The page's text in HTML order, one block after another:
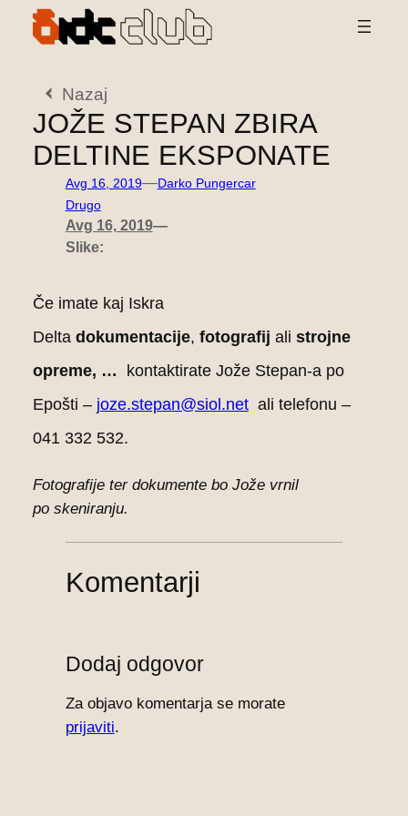
Preskoči
Nazaj
JOŽE STEPAN ZBIRA
DELTINE EKSPONATE
Avg 16, 2019—Darko Pungercar
Drugo
Avg 16, 2019—
Slike:
Če imate kaj Iskra
Delta dokumentacije, fotografij ali strojne
opreme, …
kontaktirate Jože Stepan-a po
Epošti – joze.stepan@siol.netali telefonu –
041 332 532.
Fotografije ter dokumente bo Jože vrnil
po skeniranju.
Komentarji
Dodaj odgovor
Za objavo komentarja se morate
prijaviti.